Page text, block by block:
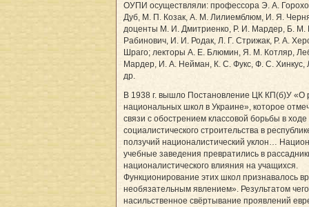
ОУПИ осуществляли: профессора Э. А.
Дуб, М. П. Козак, А. М. Лилиемблюм, И. Я.
доценты М. И. Дмитриенко, Р. И. Мардер, Б.
Рабинович, И. И. Родак, Л. Г. Стрижак, Р. А.
Шраго; лекторы А. Е. Блюмин, Я. М. Котляр,
Мардер, И. А. Нейман, К. С. Фукс, Ф. С. Хинкус,
др.
В 1938 г. вышло Постановление ЦК КП(б)У «О
национальных школ в Украине», которое
связи с обострением классовой борьбы в ходе
социалистического строительства в
ползучий националистический уклон…
учебные заведения превратились в
националистического влияния на учащихся.
Функционирование этих школ признавалось
необязательным явлением». Результатом
насильственное свёртывание проявлений